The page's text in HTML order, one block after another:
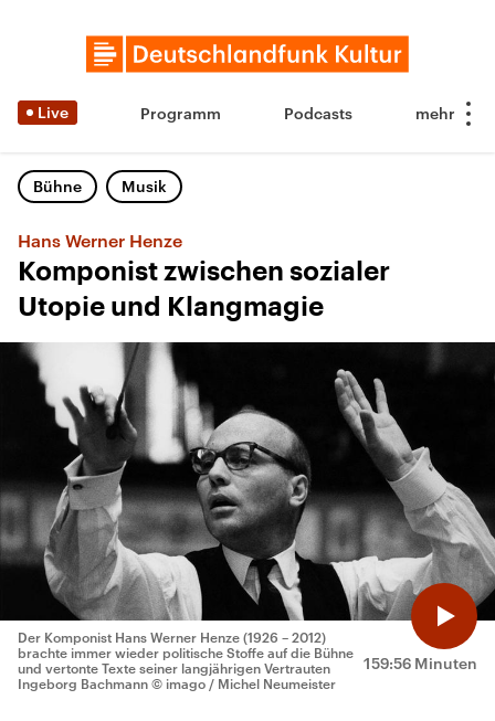
Live Programm Podcasts
Bühne Musik
Hans Werner Henze
Komponist zwischen sozialer
Utopie und Klangmagie
159:56 Minuten
Der Komponist Hans Werner Henze (1926 – 2012)
brachte immer wieder politische Stoffe auf die Bühne
und vertonte Texte seiner langjährigen Vertrauten
Ingeborg Bachmann © imago / Michel Neumeister